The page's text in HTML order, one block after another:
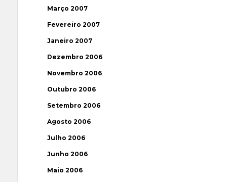
Março 2007
Fevereiro 2007
Janeiro 2007
Dezembro 2006
Novembro 2006
Outubro 2006
Setembro 2006
Agosto 2006
Julho 2006
Junho 2006
Maio 2006